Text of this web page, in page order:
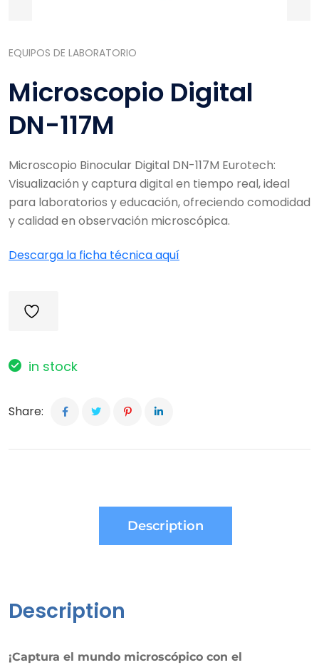
EQUIPOS DE LABORATORIO
Microscopio Digital
DN-117M
Microscopio Binocular Digital DN-117M Eurotech:
Visualización y captura digital en tiempo real, ideal
para laboratorios y educación, ofreciendo comodidad
y calidad en observación microscópica.
Descarga la ficha técnica aquí
in stock
Share:
Description
Description
¡Captura el mundo microscópico con el